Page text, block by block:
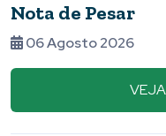
Vem aí o ATLETA
premiação do
05 Agosto 2026